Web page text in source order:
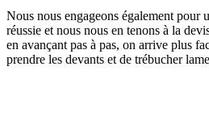
Nous nous engageons également pour
réussie et nous nous en tenons à la
en avançant pas à pas, on arrive plus
prendre les devants et de trébucher